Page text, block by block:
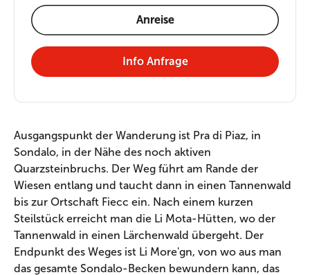
Ausgangspunkt der Wanderung ist Pra di Piaz, in
Sondalo, in der Nähe des noch aktiven
Quarzsteinbruchs. Der Weg führt am Rande der
Wiesen entlang und taucht dann in einen Tannenwald
bis zur Ortschaft Fiecc ein. Nach einem kurzen
Steilstück erreicht man die Li Mota-Hütten, wo der
Tannenwald in einen Lärchenwald übergeht. Der
Endpunkt des Weges ist Li More'gn, von wo aus man
das gesamte Sondalo-Becken bewundern kann, das
Anreise
Info Anfrage